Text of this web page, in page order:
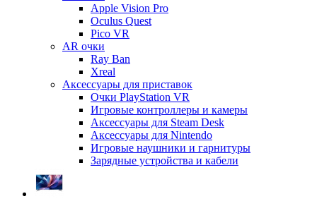
Apple Vision Pro
Oculus Quest
Pico VR
AR очки
Ray Ban
Xreal
Аксессуары для приставок
Очки PlayStation VR
Игровые контроллеры и камеры
Аксессуары для Steam Desk
Аксессуары для Nintendo
Игровые наушники и гарнитуры
Зарядные устройства и кабели